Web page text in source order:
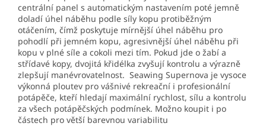
centrální panel s automatickým nastavením poté jemně
doladí úhel náběhu podle síly kopu protiběžným
otáčením, čímž poskytuje mírnější úhel náběhu pro
pohodlí při jemném kopu, agresivnější úhel náběhu při
kopu v plné síle a cokoli mezi tím. Pokud jde o žabí a
střídavé kopy, dvojitá křidélka zvyšují kontrolu a výrazně
zlepšují manévrovatelnost. Seawing Supernova je vysoce
výkonná ploutev pro vášnivé rekreační i profesionální
potápěče, kteří hledají maximální rychlost, sílu a kontrolu
za všech potápěčských podmínek. Možno koupit i po
částech pro větší barevnou variabilitu